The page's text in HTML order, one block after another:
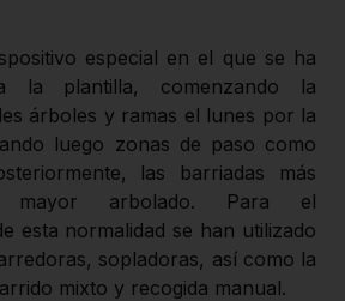
especial en el que se ha
la plantilla, comenzando la
árboles y ramas el lunes por la
luego zonas de paso como
las barriadas más
mayor arbolado. Para el
esta normalidad se han utilizado
sopladoras, así como la
mixto y recogida manual.